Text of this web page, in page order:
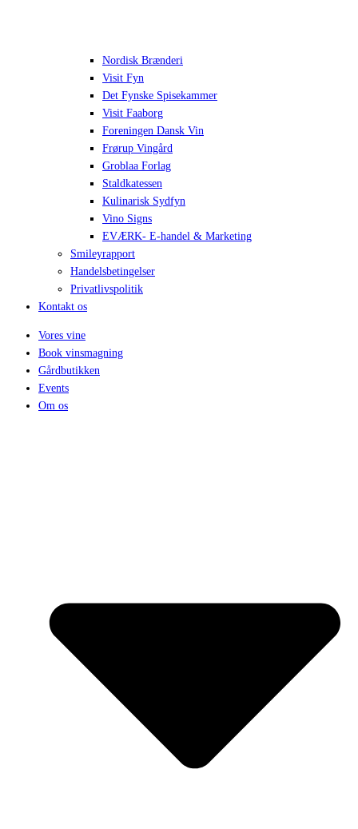
Nordisk Brænderi
Visit Fyn
Det Fynske Spisekammer
Visit Faaborg
Foreningen Dansk Vin
Frørup Vingård
Groblaa Forlag
Staldkatessen
Kulinarisk Sydfyn
Vino Signs
EVÆRK- E-handel & Marketing
Smileyrapport
Handelsbetingelser
Privatlivspolitik
Kontakt os
Vores vine
Book vinsmagning
Gårdbutikken
Events
Om os